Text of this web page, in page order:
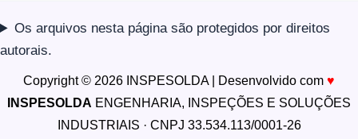
Os arquivos nesta página são protegidos por direitos
autorais.
Copyright © 2026 INSPESOLDA | Desenvolvido com ♥
INSPESOLDA ENGENHARIA, INSPEÇÕES E SOLUÇÕES
INDUSTRIAIS · CNPJ 33.534.113/0001-26